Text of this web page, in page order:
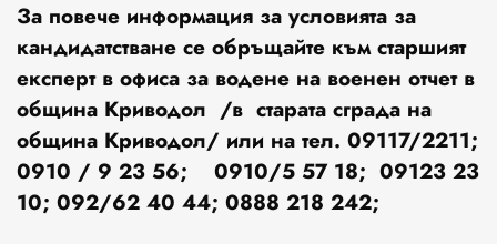
За повече информация за условията за
кандидатстване се обръщайте към старшият
експерт в офиса за водене на военен отчет в
община Криводол /в старата сграда на
община Криводол/ или на тел. 09117/2211;
0910 / 9 23 56; 0910/5 57 18; 09123 23
10; 092/62 40 44; 0888 218 242;